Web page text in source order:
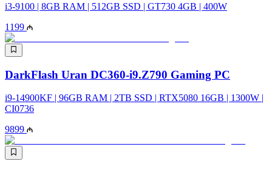
i3-9100 | 8GB RAM | 512GB SSD | GT730 4GB | 400W
1199
DarkFlash Uran DC360-i9.Z790 Gaming PC
i9-14900KF | 96GB RAM | 2TB SSD | RTX5080 16GB | 1300W |
CI0736
9899